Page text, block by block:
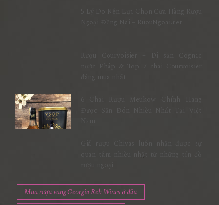
quan tâm nhiều nhất từ những tín đồ
Mua rượu vang Georgia Reb Wines ở đâu